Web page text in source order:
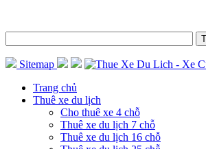
Sitemap
Trang chủ
Thuê xe du lịch
Cho thuê xe 4 chỗ
Thuê xe du lịch 7 chỗ
Thuê xe du lịch 16 chỗ